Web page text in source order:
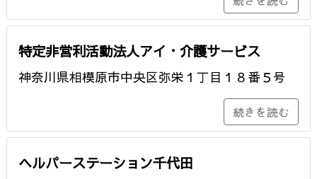
特定非営利活動法人アイ・介護サービス
神奈川県相模原市中央区弥栄１丁目１８番５号
続きを読む
ヘルパーステーション千代田